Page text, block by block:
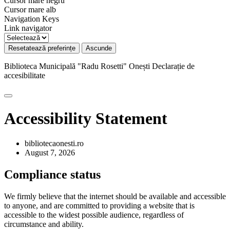
Cursor mare alb
Navigation Keys
Link navigator
Resetatează preferințe Ascunde
Biblioteca Municipală "Radu Rosetti" Onești Declarație de
accesibilitate
Accessibility Statement
bibliotecaonesti.ro
August 7, 2026
Compliance status
We firmly believe that the internet should be available and accessible
to anyone, and are committed to providing a website that is
accessible to the widest possible audience, regardless of
circumstance and ability.